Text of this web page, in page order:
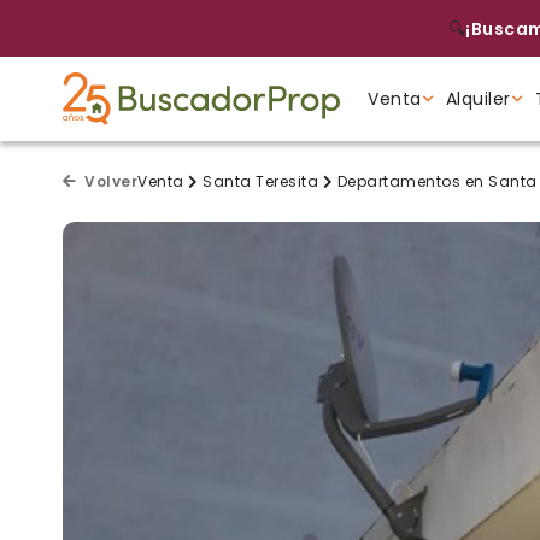
🔍
Venta
Tipo de propiedad
Alquiler
Tipo de propiedad
Tipo de propiedad
VolverVenta Santa Teresita Departamentos en Santa